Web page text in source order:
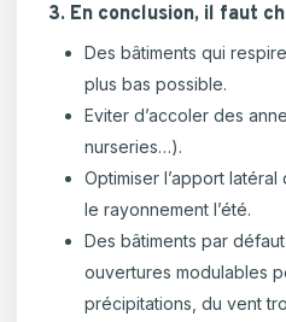
3. En conclusion, il faut
Des bâtiments qui
plus bas possible.
Eviter d’accoler des
nurseries…).
Optimiser l’apport
le rayonnement l’été.
Des bâtiments par
ouvertures modulables
précipitations, du vent